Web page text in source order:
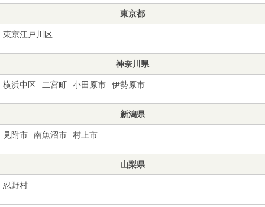
東京都
東京江戸川区
神奈川県
横浜中区 二宮町 小田原市 伊勢原市
新潟県
見附市 南魚沼市 村上市
山梨県
忍野村